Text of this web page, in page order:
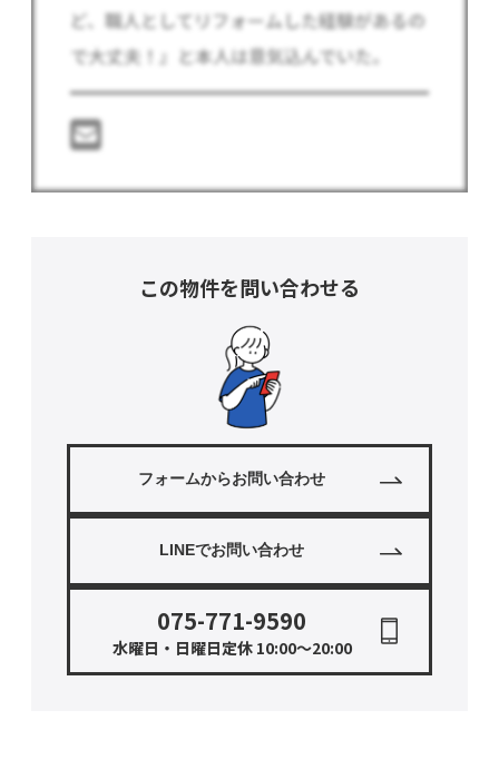
ど、職人としてリフォームした経験があるの
で大丈夫！』と本人は意気込んでいた。
この物件を問い合わせる
フォームからお問い合わせ
LINEでお問い合わせ
075-771-9590
水曜日・日曜日定休 10:00〜20:00